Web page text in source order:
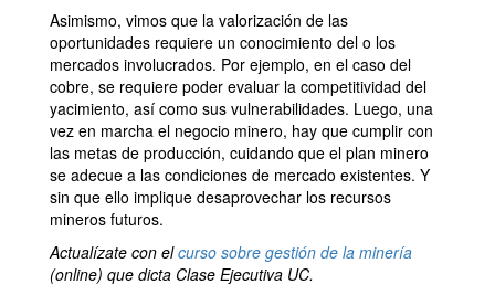
Asimismo, vimos que la valorización de las
oportunidades requiere un conocimiento del o los
mercados involucrados. Por ejemplo, en el caso del
cobre, se requiere poder evaluar la competitividad del
yacimiento, así como sus vulnerabilidades. Luego, una
vez en marcha el negocio minero, hay que cumplir con
las metas de producción, cuidando que el plan minero
se adecue a las condiciones de mercado existentes. Y
sin que ello implique desaprovechar los recursos
mineros futuros.
Actualízate con elcurso sobre gestión de la minería
(online) que dicta Clase Ejecutiva UC.